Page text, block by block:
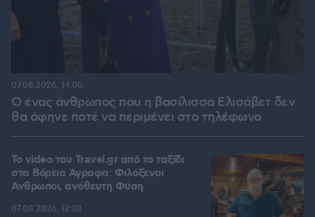
Ο ένας άνθρωπος που η βασίλισσα Ελισάβετ δεν
θα άφηνε ποτέ να περιμένει στο τηλέφωνο
07.08.2026, 14:00
To video του Travel.gr από το ταξίδι
στα Βόρεια Άγραφα: Φιλόξενοι
Άνθρωποι, ανόθευτη Φύση
07.08.2026, 12:38